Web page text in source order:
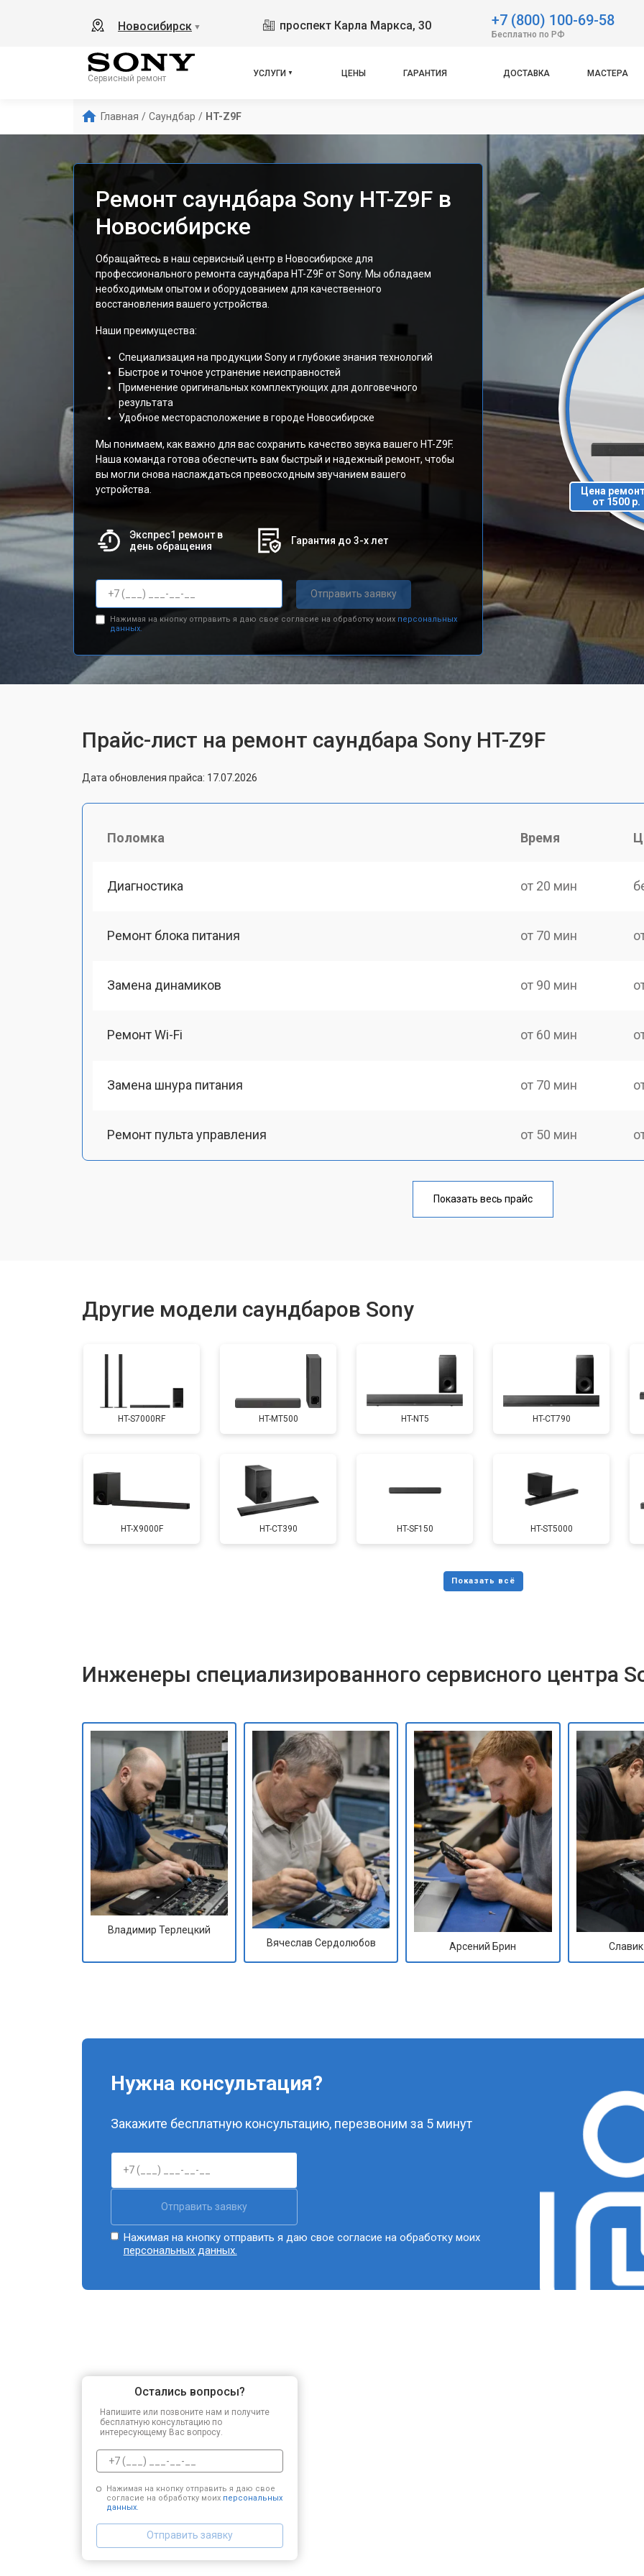
Новосибирск ▼ проспект Карла Маркса, 30 +7 (800) 100-69-58
Бесплатно по РФ
Сервисный ремонт
УСЛУГИ ЦЕНЫ ГАРАНТИЯ ДОСТАВКА МАСТЕРА
Главная / Саундбар / HT-Z9F
Ремонт саундбара Sony HT-Z9F в
Новосибирске
Обращайтесь в наш сервисный центр в Новосибирске для
профессионального ремонта саундбара HT-Z9F от Sony. Мы обладаем
необходимым опытом и оборудованием для качественного
восстановления вашего устройства.
Наши преимущества:
Специализация на продукции Sony и глубокие знания технологий
Быстрое и точное устранение неисправностей
Применение оригинальных комплектующих для долговечного
результата
Удобное месторасположение в городе Новосибирске
Мы понимаем, как важно для вас сохранить качество звука вашего HT-Z9F.
Наша команда готова обеспечить вам быстрый и надежный ремонт, чтобы
вы могли снова наслаждаться превосходным звучанием вашего
устройства.
Экспрес1 ремонт в
день обращения
Гарантия до 3-х лет
Отправить заявку
Нажимая на кнопку отправить я даю свое согласие на обработку моих персональных
данных.
Цена
от 1500 р.
Прайс-лист на ремонт саундбара Sony HT-Z9F
Дата обновления прайса: 17.07.2026
Поломка Время
Диагностика от 20 мин
Ремонт блока питания от 70 мин
Замена динамиков от 90 мин
Ремонт Wi-Fi от 60 мин
Замена шнура питания от 70 мин
Ремонт пульта управления от 50 мин
от 80 мин
Показать весь прайс
Другие модели саундбаров Sony
HT-S7000RF HT-MT500 HT-NT5 HT-CT790
HT-X9000F HT-CT390 HT-SF150 HT-ST5000
Инженеры специализированного сервисного центра
Владимир Терлецкий
Вячеслав Сердолюбов
Арсений Брин
Нужна консультация?
Закажите бесплатную консультацию, перезвоним за 5 минут
Отправить заявку
Нажимая на кнопку отправить я даю свое согласие на обработку моих
персональных данных.
Остались вопросы?
Напишите или позвоните нам и получите
бесплатную консультацию по
интересующему Вас вопросу.
Нажимая на кнопку отправить я даю свое
согласие на обработку моих персональных
данных.
Отправить заявку